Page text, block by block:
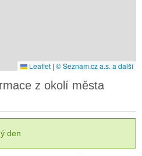
Leaflet | © Seznam.cz a.s. a další
z okolí města
den